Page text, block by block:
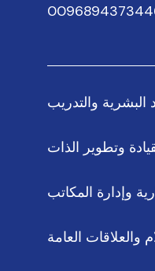
البشرية والتدريب
وتطوير الذات
وإدارة المكاتب
والعلاقات العامة